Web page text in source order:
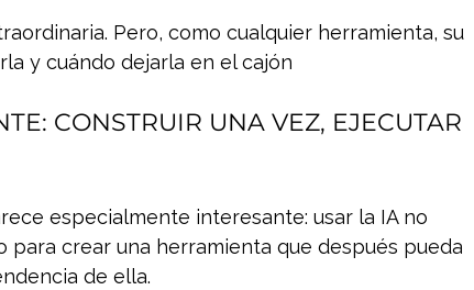
Pero, como cualquier herramienta, su
y cuándo dejarla en el cajón
CONSTRUIR UNA VEZ, EJECUTAR
especialmente interesante: usar la IA no
para crear una herramienta que después pueda
de ella.